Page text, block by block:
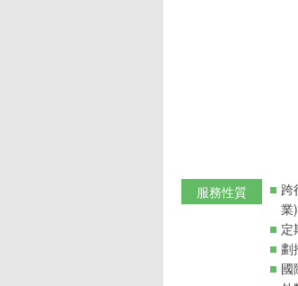
服務性質
跨
業
定
劃
國